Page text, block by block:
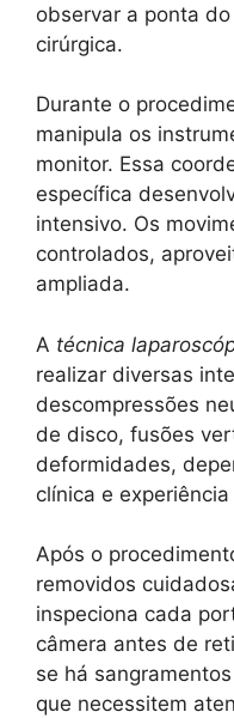
observar a ponta
cirúrgica.
Durante o
manipula os
monitor. Essa
específica
intensivo. Os
controlados,
ampliada.
A técnica
realizar diversas
descompressões
de disco, fusões
deformidades,
clínica e
Após o
removidos
inspeciona cada
câmera antes de
se há
que necessitem